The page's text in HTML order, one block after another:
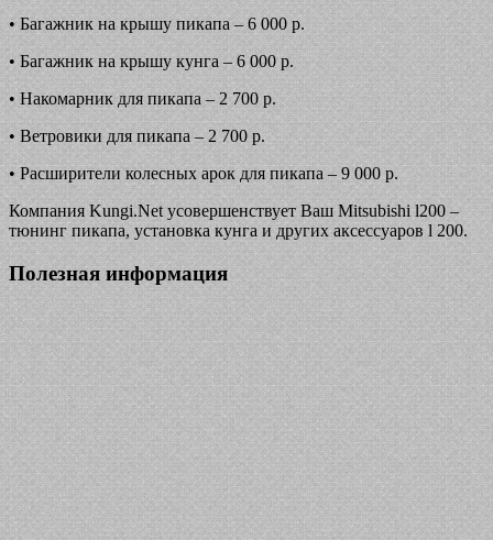
• Багажник на крышу пикапа – 6 000 р.
• Багажник на крышу кунга – 6 000 р.
• Накомарник для пикапа – 2 700 р.
• Ветровики для пикапа – 2 700 р.
• Расширители колесных арок для пикапа – 9 000 р.
Компания Kungi.Net усовершенствует Ваш Mitsubishi l200 –
тюнинг пикапа, установка кунга и других аксессуаров l 200.
Полезная информация